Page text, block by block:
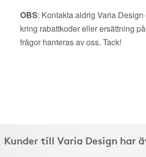
OBS: Kontakta aldrig Varia
kring rabattkoder eller ersättning
frågor hanteras av oss. Tack!
Kunder till Varia Design har